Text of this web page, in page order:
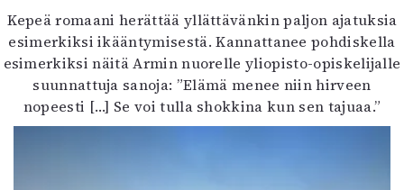
Kepeä romaani herättää yllättävänkin paljon ajatuksia
esimerkiksi ikääntymisestä. Kannattanee pohdiskella
esimerkiksi näitä Armin nuorelle yliopisto-opiskelijalle
suunnattuja sanoja: ”Elämä menee niin hirveen
nopeesti […] Se voi tulla shokkina kun sen tajuaa.”